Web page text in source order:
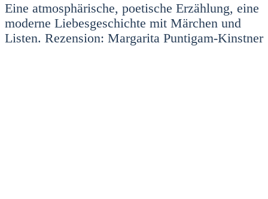
Eine atmo­sphä­ri­sche, poe­ti­sche Erzäh­lung, eine
moder­ne Lie­bes­ge­schich­te mit Mär­chen und
Lis­ten. Rezen­si­on: Mar­ga­ri­ta Pun­ti­gam-Kinst­ner